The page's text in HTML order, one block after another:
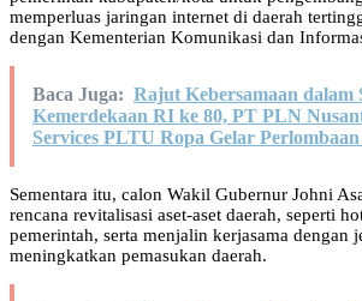
memperluas jaringan internet di daerah
dengan Kementerian Komunikasi dan
Baca Juga: Rajut Kebersamaan dalam
Kemerdekaan RI ke 80, PT PLN
Services PLTU Ropa Gelar
Sementara itu, calon Wakil Gubernur Johni
rencana revitalisasi aset-aset daerah, seperti
pemerintah, serta menjalin kerjasama dengan
meningkatkan pemasukan daerah.